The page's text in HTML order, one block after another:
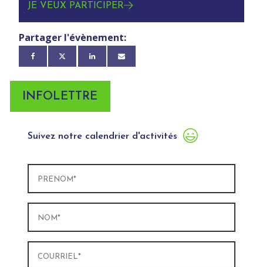
JE VEUX PARTICIPER
Partager l'évènement:
INFOLETTRE
Suivez notre calendrier d'activités